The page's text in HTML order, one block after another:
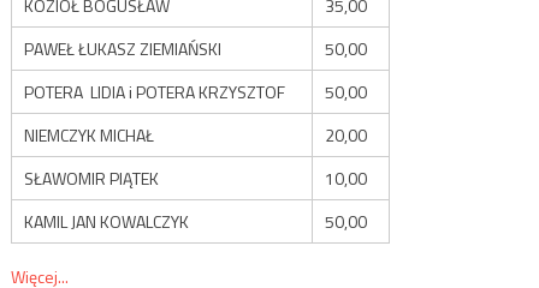
KOZIOŁ BOGUSŁAW
35,00
PAWEŁ ŁUKASZ ZIEMIAŃSKI
50,00
POTERA LIDIA i POTERA KRZYSZTOF
50,00
NIEMCZYK MICHAŁ
20,00
SŁAWOMIR PIĄTEK
10,00
KAMIL JAN KOWALCZYK
50,00
Więcej...